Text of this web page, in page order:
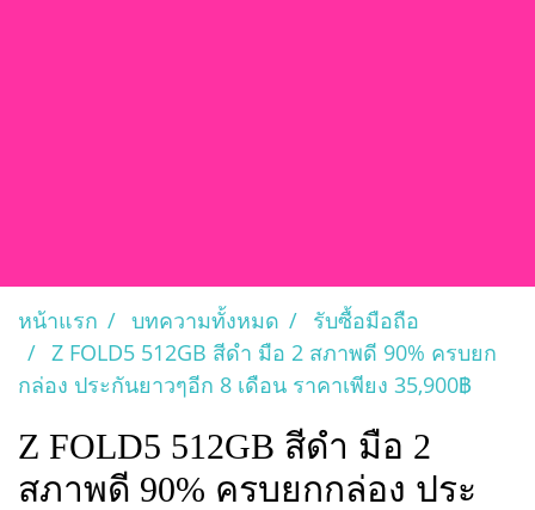
หน้าแรก บทความทั้งหมด
รับซื้อมือถือ
Z FOLD5 512GB สีดำ มือ 2 สภาพดี 90% ครบยก
กล่อง ประกันยาวๆอีก 8 เดือน ราคาเพียง 35,900฿
Z FOLD5 512GB สีดำ มือ 2
สภาพดี 90% ครบยกกล่อง ประ